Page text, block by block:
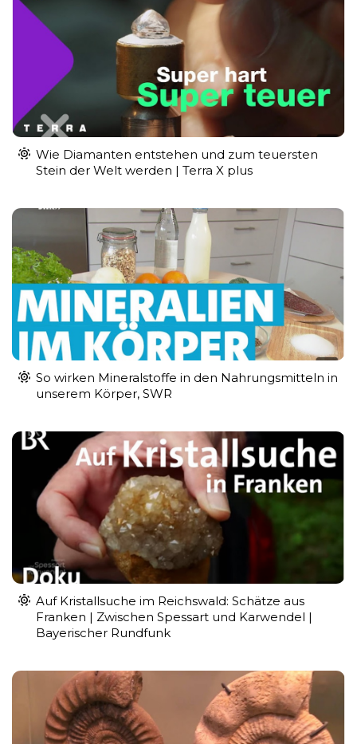
Wie Diamanten entstehen und zum teuersten
Stein der Welt werden | Terra X plus
So wirken Mineralstoffe in den Nahrungsmitteln in
unserem Körper, SWR
Auf Kristallsuche im Reichswald: Schätze aus
Franken | Zwischen Spessart und Karwendel |
Bayerischer Rundfunk